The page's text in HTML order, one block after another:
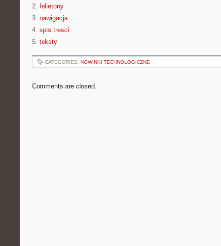
2. felietony
3. nawigacja
4. spis tresci
5. teksty
CATEGORIES: NOWINKI TECHNOLOGICZNE
Comments are closed.